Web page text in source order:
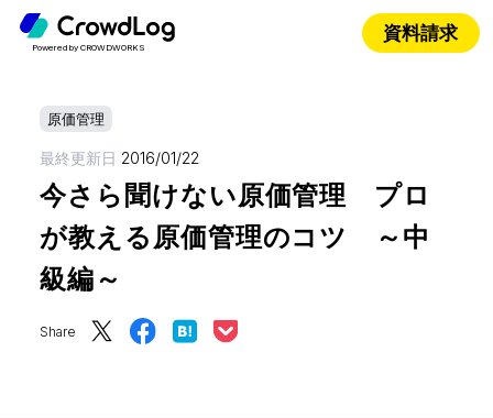
Powered by CROWDWORKS
資料請求
原価管理
最終更新日 2016/01/22
今さら聞けない原価管理 プロ
が教える原価管理のコツ ～中
級編～
Share